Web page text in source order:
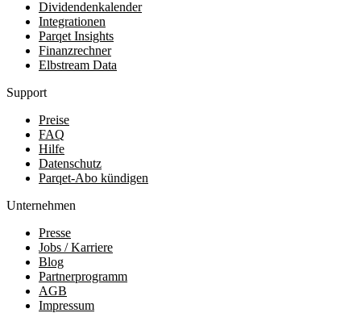
Dividendenkalender
Integrationen
Parqet Insights
Finanzrechner
Elbstream Data
Support
Preise
FAQ
Hilfe
Datenschutz
Parqet-Abo kündigen
Unternehmen
Presse
Jobs / Karriere
Blog
Partnerprogramm
AGB
Impressum